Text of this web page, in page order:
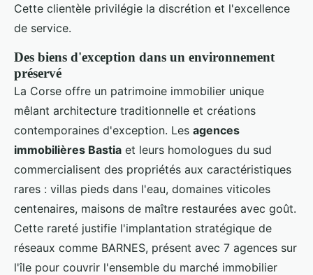
Cette clientèle privilégie la discrétion et l'excellence
de service.
Des biens d'exception dans un environnement
préservé
La Corse offre un patrimoine immobilier unique
mêlant architecture traditionnelle et créations
contemporaines d'exception. Les agences
immobilières Bastia et leurs homologues du sud
commercialisent des propriétés aux caractéristiques
rares : villas pieds dans l'eau, domaines viticoles
centenaires, maisons de maître restaurées avec goût.
Cette rareté justifie l'implantation stratégique de
réseaux comme BARNES, présent avec 7 agences sur
l'île pour couvrir l'ensemble du marché immobilier